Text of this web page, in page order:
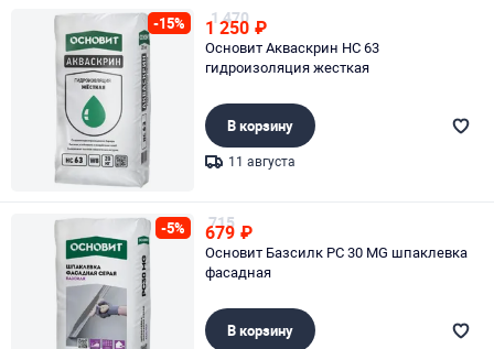
-15% 1 470
1 250 ₽
Основит Акваскрин HC 63
гидроизоляция жесткая
В корзину
11 августа
-5% 715
679 ₽
Основит Базсилк PC 30 MG шпаклевка
фасадная
В корзину